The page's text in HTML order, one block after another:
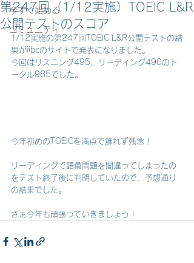
今すぐ始める
コミュニティ
第247回（1/12実施）TOEIC L&R
公開テストのスコア
1/12実施の第247回TOEIC L&R公開テストの結
果がiibcのサイトで発表になりました。
今回はリスニング495、リーディング490のト
ータル985でした。
今年初めのTOEICを満点で飾れず残念！
リーディングで語彙問題を間違ってしまったの
をテスト終了後に判明していたので、予想通り
の結果でした。
さぁ今年も頑張っていきましょう！